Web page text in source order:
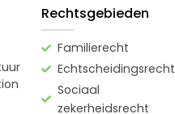
Rechtsgebieden
Familierecht
Echtscheidingsrecht
Sociaal
zekerheidsrecht